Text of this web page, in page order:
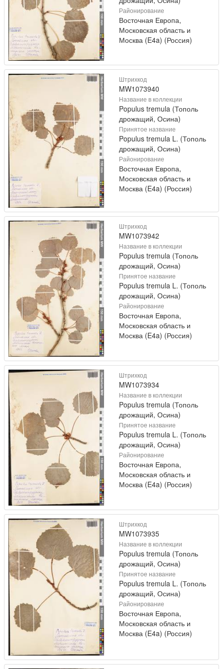
Районирование
Восточная Европа,
Московская область и
Москва (E4a) (Россия)
Штрихкод
MW1073940
Название в коллекции
Populus tremula (Тополь
дрожащий, Осина)
Принятое название
Populus tremula L. (Тополь
дрожащий, Осина)
Районирование
Восточная Европа,
Московская область и
Москва (E4a) (Россия)
Штрихкод
MW1073942
Название в коллекции
Populus tremula (Тополь
дрожащий, Осина)
Принятое название
Populus tremula L. (Тополь
дрожащий, Осина)
Районирование
Восточная Европа,
Московская область и
Москва (E4a) (Россия)
Штрихкод
MW1073934
Название в коллекции
Populus tremula (Тополь
дрожащий, Осина)
Принятое название
Populus tremula L. (Тополь
дрожащий, Осина)
Районирование
Восточная Европа,
Московская область и
Москва (E4a) (Россия)
Штрихкод
MW1073935
Название в коллекции
Populus tremula (Тополь
дрожащий, Осина)
Принятое название
Populus tremula L. (Тополь
дрожащий, Осина)
Районирование
Восточная Европа,
Московская область и
Москва (E4a) (Россия)